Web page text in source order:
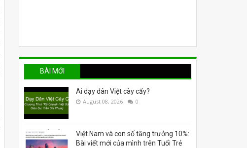
BÀI MỚI
Ai dạy dân Việt cày cấy?
August 08, 2026 0
Việt Nam và con số tăng trưởng 10%:
Bài viết mới của mình trên Tuổi Trẻ